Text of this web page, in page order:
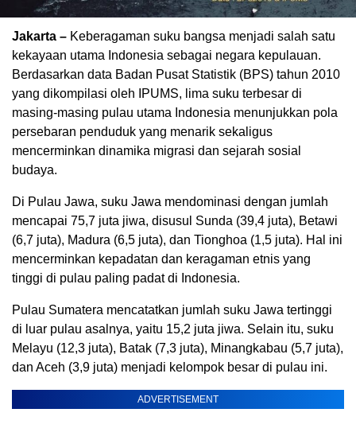
Jakarta – Keberagaman suku bangsa menjadi salah satu
kekayaan utama Indonesia sebagai negara kepulauan.
Berdasarkan data Badan Pusat Statistik (BPS) tahun 2010
yang dikompilasi oleh IPUMS, lima suku terbesar di
masing-masing pulau utama Indonesia menunjukkan pola
persebaran penduduk yang menarik sekaligus
mencerminkan dinamika migrasi dan sejarah sosial
budaya.
Di Pulau Jawa, suku Jawa mendominasi dengan jumlah
mencapai 75,7 juta jiwa, disusul Sunda (39,4 juta), Betawi
(6,7 juta), Madura (6,5 juta), dan Tionghoa (1,5 juta). Hal ini
mencerminkan kepadatan dan keragaman etnis yang
tinggi di pulau paling padat di Indonesia.
Pulau Sumatera mencatatkan jumlah suku Jawa tertinggi
di luar pulau asalnya, yaitu 15,2 juta jiwa. Selain itu, suku
Melayu (12,3 juta), Batak (7,3 juta), Minangkabau (5,7 juta),
dan Aceh (3,9 juta) menjadi kelompok besar di pulau ini.
ADVERTISEMENT